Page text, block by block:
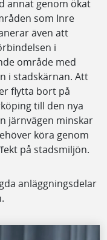
annat genom ökat
som Inre
även att
i
område med
i stadskärnan. Att
flytta bort på
till den nya
järnvägen minskar
köra genom
på stadsmiljön.
anläggningsdelar